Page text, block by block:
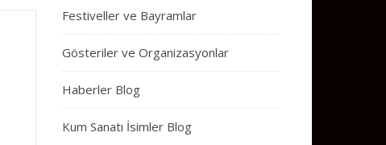
Festiveller ve Bayramlar
Gösteriler ve Organizasyonlar
Haberler Blog
Kum Sanatı İsimler Blog